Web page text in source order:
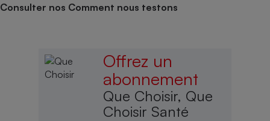
Consulter nos Comment nous testons
Offrez un
abonnement
Que Choisir, Que
Choisir Santé